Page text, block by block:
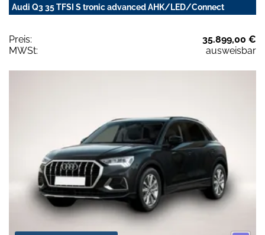
Audi Q3 35 TFSI S tronic advanced AHK/LED/Connect
Preis:
35.899,00 €
MWSt:
ausweisbar